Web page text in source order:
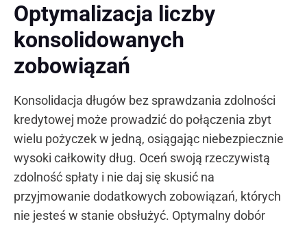
Optymalizacja liczby
konsolidowanych
zobowiązań
Konsolidacja długów bez sprawdzania zdolności
kredytowej może prowadzić do połączenia zbyt
wielu pożyczek w jedną, osiągając niebezpiecznie
wysoki całkowity dług. Oceń swoją rzeczywistą
zdolność spłaty i nie daj się skusić na
przyjmowanie dodatkowych zobowiązań, których
nie jesteś w stanie obsłużyć. Optymalny dobór